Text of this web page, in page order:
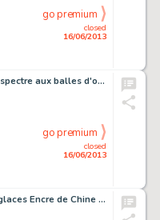
closed
16/06/2013
go premium
GIRAUD Blueberry Le spectre aux balles d'or Encre de Chine pour la planche
closed
16/06/2013
go premium
TARDI Le démon des glaces Encre de Chine et gouache pour cette magnifique